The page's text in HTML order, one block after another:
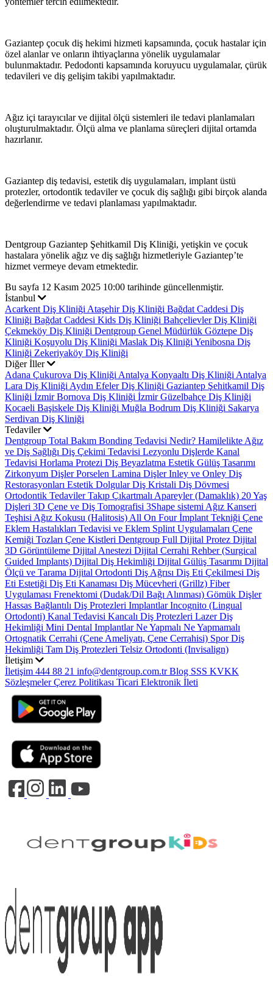
Gaziantep çocuk diş hekimi hizmeti kapsamında, çocuk hastalar için
özel alanlar ve onların ihtiyaçlarına yönelik uygulamalar
bulunmaktadır. Pedodonti kapsamında koruyucu uygulamalar, çürük
tedavileri ve diş gelişim takibi yapılmaktadır.
Ağız içi tarayıcılar ve dijital ölçü sistemleri ile tedavi planlamaları
oluşturulmaktadır. Ölçü alma ve planlama süreçleri dijital ortamda
hazırlanır.
Gaziantep diş tedavisi, estetik diş uygulamaları, implant üstü
protezler, ortodontik tedaviler ve çocuk diş sağlığı gibi birçok alanda
değerlendirme ve tedavi planlaması yapılmaktadır.
Dentgroup Gaziantep Şehitkamil Diş Kliniği, yetişkin ve çocuk
hastalara yönelik ağız ve diş sağlığı hizmetleriyle Gaziantep’te
hizmet vermeye devam etmektedir.
Bu sayfa 12 Kasım 2025 10:00 tarihinde güncellenmiştir.
İstanbul
Acarkent Diş Kliniği Ataşehir Diş Kliniği Bağdat Caddesi Diş
Kliniği Bağdat Caddesi Kids Diş Kliniği Bahçelievler Diş Kliniği
Çekmeköy Diş Kliniği Dentgroup Genel Müdürlük Göztepe Diş
Kliniği Koşuyolu Diş Kliniği Maslak Diş Kliniği Yenibosna Diş
Kliniği Zekeriyaköy Diş Kliniği
Diğer İller
Adana Çukurova Diş Kliniği Antalya Konyaaltı Diş Kliniği Antalya
Lara Diş Kliniği Aydın Efeler Diş Kliniği Gaziantep Şehitkamil Diş
Kliniği İzmir Bornova Diş Kliniği İzmir Güzelbahçe Diş Kliniği
Kocaeli Başiskele Diş Kliniği Muğla Bodrum Diş Kliniği Sakarya
Serdivan Diş Kliniği
Tedaviler
Dentgroup Total Bakım Bonding Tedavisi Nedir? Hamilelikte Ağız
ve Diş Sağlığı Diş Çekimi Tedavisi Lezyonlu Dişlerde Kanal
Tedavisi Horlama Protezi Diş Beyazlatma Estetik Gülüş Tasarımı
Zirkonyum DişlerPorselen Lamina DişlerInley ve Onley Diş
Restorasyonları Estetik DolgularDiş Kristali Diş Dövmesi
Ortodontik TedavilerTakıp Çıkartmalı Apareyler (Damaklık) 20 Yaş
Dişleri 3D Çene ve Diş Tomografisi 3Shape sistemi Ağız Kanseri
Teşhisi Ağız Kokusu (Halitosis) All On Four İmplant Tekniği Çene
Eklem Hastalıkları Tedavisi ve Eklem Splint Uygulamaları Çene
Kemiği Tozları Çene Kistleri Dentgroup Full Dijital Protez Dijital
3D Görüntüleme Dijital Anestezi Dijital Cerrahi Rehber (Surgical
Guided Implants) Dijital Diş Hekimliği Dijital Gülüş Tasarımı Dijital
Ölçü ve Tarama Dijital Ortodonti Diş Ağrısı Diş Eti Çekilmesi Diş
Eti Estetiği Diş Eti Kanaması Diş Mücevheri (Grillz) Fiber
Uygulaması Frenektomi (Dudak/Dil Bağı Alınması) Gömük Dişler
Hassas Bağlantılı Diş Protezleri ImplantlarIncognito (Lingual
Ortodonti) Kanal Tedavisi Kancalı Diş Protezleri Lazer Diş
Hekimliği Mini Dental ImplantlarNe Yapmalı Ne Yapmamalı
Ortognatik Cerrahi (Çene Ameliyatı, Çene Cerrahisi) Spor Diş
Hekimliği Tam Diş Protezleri Telsiz Ortodonti (Invisalign)
İletişim
İletişim 444 88 21 info@dentgroup.com.tr Blog SSS KVKK
SözleşmelerÇerez Politikası Ticari Elektronik İleti